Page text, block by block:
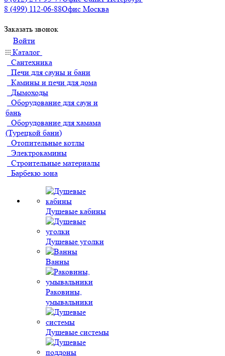
8 (499) 112-06-88Офис Москва
Заказать звонок
Войти
Каталог
Сантехника
Печи для сауны и бани
Камины и печи для дома
Дымоходы
Оборудование для саун и
бань
Оборудование для хамама
(Турецкой бани)
Отопительные котлы
Электрокамины
Строительные материалы
Барбекю зона
Душевые кабины
Душевые уголки
Ванны
Раковины,
умывальники
Душевые системы